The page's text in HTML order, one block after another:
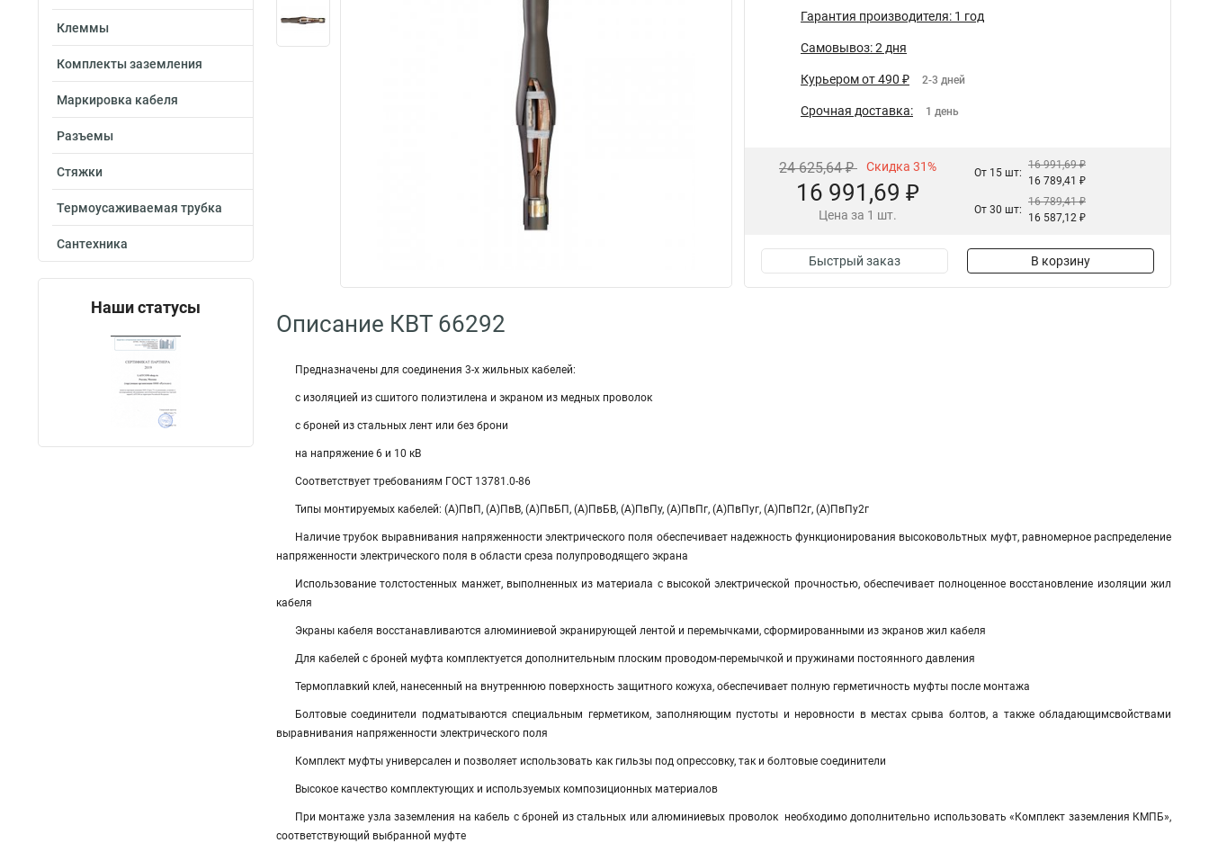
Клеммы
Комплекты заземления
Маркировка кабеля
Разъемы
Стяжки
Термоусаживаемая трубка
Сантехника
Наши статусы
Гарантия производителя: 1 год
Самовывоз: 2 дня
Курьером от 490 ₽ 2-3 дней
Срочная доставка: 1 день
24 625,64 ₽ Скидка 31%
16 991,69 ₽
Цена за 1 шт.
От 15 шт:
16 991,69 ₽
16 789,41 ₽
От 30 шт:
16 789,41 ₽
16 587,12 ₽
Быстрый заказ В корзину
Описание КВТ 66292
Предназначены для соединения 3-х жильных кабелей:
с изоляцией из сшитого полиэтилена и экраном из медных проволок
с броней из стальных лент или без брони
на напряжение 6 и 10 кВ
Соответствует требованиям ГОСТ 13781.0-86
Типы монтируемых кабелей: (А)ПвП, (А)ПвВ, (А)ПвБП, (А)ПвБВ, (А)ПвПу, (А)ПвПг, (А)ПвПуг, (А)ПвП2г, (А)ПвПу2г
Наличие трубок выравнивания напряженности электрического поля обеспечивает надежность функционирования высоковольтных муфт, равномерное распределение
напряженности электрического поля в области среза полупроводящего экрана
Использование толстостенных манжет, выполненных из материала с высокой электрической прочностью, обеспечивает полноценное восстановление изоляции жил
кабеля
Экраны кабеля восстанавливаются алюминиевой экранирующей лентой и перемычками, сформированными из экранов жил кабеля
Для кабелей с броней муфта комплектуется дополнительным плоским проводом-перемычкой и пружинами постоянного давления
Термоплавкий клей, нанесенный на внутреннюю поверхность защитного кожуха, обеспечивает полную герметичность муфты после монтажа
Болтовые соединители подматываются специальным герметиком, заполняющим пустоты и неровности в местах срыва болтов, а также обладающимсвойствами
выравнивания напряженности электрического поля
Комплект муфты универсален и позволяет использовать как гильзы под опрессовку, так и болтовые соединители
Высокое качество комплектующих и используемых композиционных материалов
При монтаже узла заземления на кабель с броней из стальных или алюминиевых проволок необходимо дополнительно использовать «Комплект заземления КМПБ»,
соответствующий выбранной муфте